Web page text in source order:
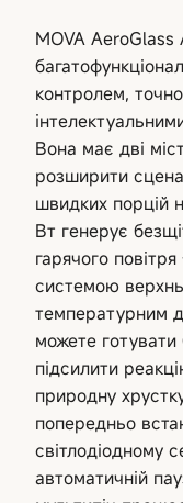
MOVA
контролем,
Вона має дві
розширити
швидких порцій
Вт генерує
гарячого
системою
температурним
можете
підсилити
природну
попередньо
світлодіодному
автоматичній